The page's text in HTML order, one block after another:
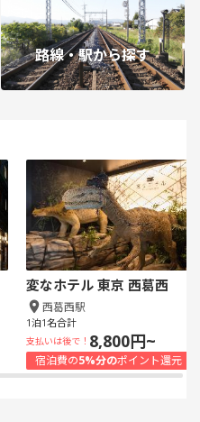
路線・駅から探す
変なホテル 東京 西葛西
西葛西駅
1泊1名合計
支払いは後で！ 8,800円~
宿泊費の5%分のポイント還元